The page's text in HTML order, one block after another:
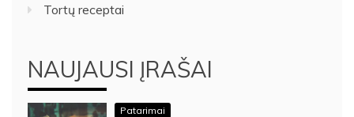
Tortų receptai
NAUJAUSI ĮRAŠAI
Patarimai